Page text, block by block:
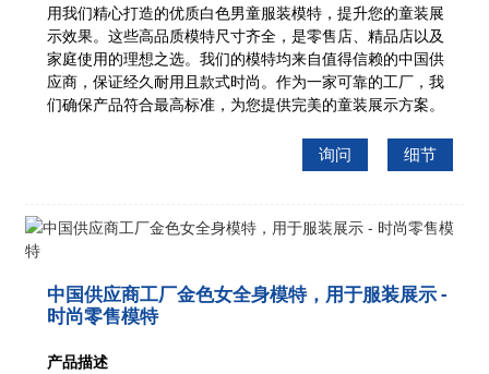
用我们精心打造的优质白色男童服装模特，提升您的童装展
示效果。这些高品质模特尺寸齐全，是零售店、精品店以及
家庭使用的理想之选。我们的模特均来自值得信赖的中国供
应商，保证经久耐用且款式时尚。作为一家可靠的工厂，我
们确保产品符合最高标准，为您提供完美的童装展示方案。
询问 细节
中国供应商工厂金色女全身模特，用于服装展示 -
时尚零售模特
产品描述